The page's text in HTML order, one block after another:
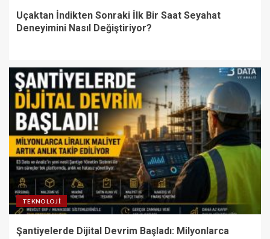
Uçaktan İndikten Sonraki İlk Bir Saat Seyahat
Deneyimini Nasıl Değiştiriyor?
TEKNOLOJI
Şantiyelerde Dijital Devrim Başladı: Milyonlarca